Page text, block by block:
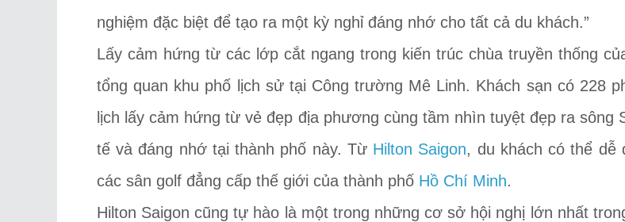
nghiệm đặc biệt để tạo ra một kỳ nghỉ đáng nhớ cho tất cả du khách.”
Lấy cảm hứng từ các lớp cắt ngang trong kiến trúc chùa truyền thống
tổng quan khu phố lịch sử tại Công trường Mê Linh. Khách sạn có 228
lịch lấy cảm hứng từ vẻ đẹp địa phương cùng tầm nhìn tuyệt đẹp ra sông
tế và đáng nhớ tại thành phố này. Từ Hilton Saigon, du khách có thể dễ
các sân golf đẳng cấp thế giới của thành phố Hồ Chí Minh.
Hilton Saigon cũng tự hào là một trong những cơ sở hội nghị lớn nhất